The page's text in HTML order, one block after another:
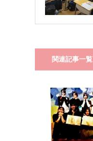
関連記事一覧